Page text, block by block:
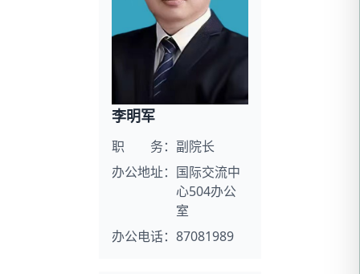
李明军
职 务： 副院长
办公地址： 国际交流中
心504办公
室
办公电话：87081989